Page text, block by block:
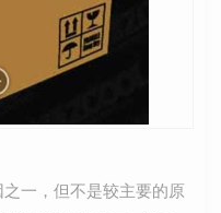
一，但不是较主要的原